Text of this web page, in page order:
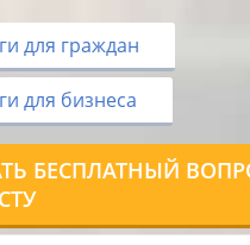
для граждан
для бизнеса
БЕСПЛАТНЫЙ